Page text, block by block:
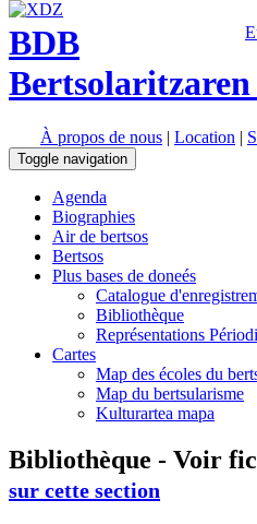
BDB
Bertsolaritzaren
À propos de nous | Location |
Toggle navigation
Agenda
Biographies
Air de bertsos
Bertsos
Plus bases de doneés
Catalogue
Bibliothèque
Représentations
Cartes
Map des écoles du
Map du bertsularisme
Kulturartea mapa
Bibliothèque - Voir
sur cette section